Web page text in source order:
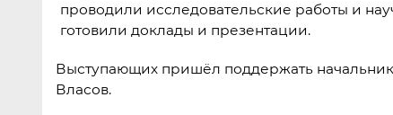
проводили исследовательские работы и
готовили доклады и презентации.
Выступающих пришёл поддержать
Власов.